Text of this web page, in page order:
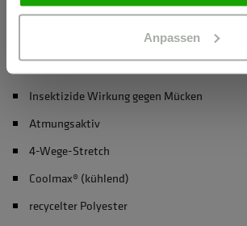
Anpassen
Insektizide Wirkung gegen Mücken
Atmungsaktiv
4-Wege-Stretch
Coolmax® (kühlend)
recycelter Polyester